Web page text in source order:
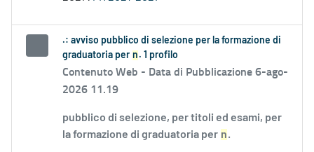
.: avviso pubblico di selezione per la formazione di
graduatoria per n . 1 profilo
Contenuto Web - Data di Pubblicazione 6-ago-
2026 11.19
pubblico di selezione, per titoli ed esami, per
la formazione di graduatoria per n.